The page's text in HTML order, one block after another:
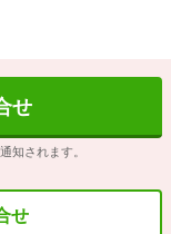
せ
知されます。
せ